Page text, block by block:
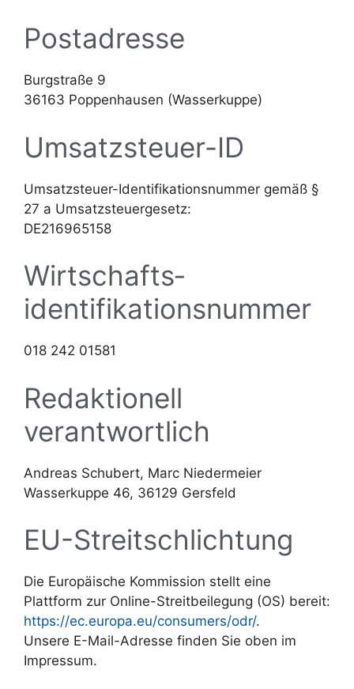
Postadresse
Burgstraße 9
36163 Poppenhausen (Wasserkuppe)
Umsatzsteuer-ID
Umsatzsteuer-Identifikationsnummer gemäß §
27 a Umsatzsteuergesetz:
DE216965158
Wirtschafts­
identifikations­nummer
018 242 01581
Redaktionell
verantwortlich
Andreas Schubert, Marc Niedermeier
Wasserkuppe 46, 36129 Gersfeld
EU-Streitschlichtung
Die Europäische Kommission stellt eine
Plattform zur Online-Streitbeilegung (OS) bereit:
https://ec.europa.eu/consumers/odr/.
Unsere E-Mail-Adresse finden Sie oben im
Impressum.